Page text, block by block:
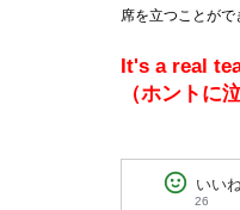
席を立つことがで
It's a real
（ホントに
いいね
26